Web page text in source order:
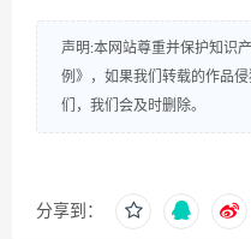
声明:本网站尊重并保护知识
例》，如果我们转载的作品
们，我们会及时删除。
分享到：